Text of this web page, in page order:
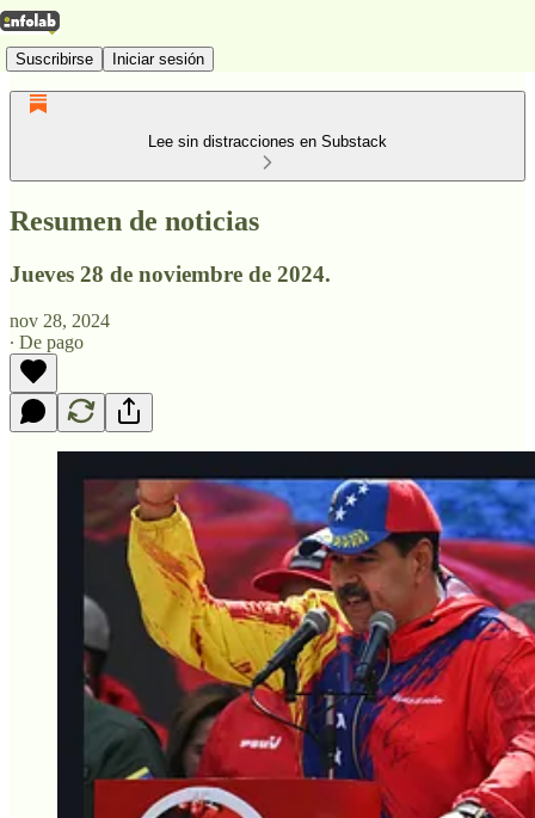
Suscribirse Iniciar sesión
Lee sin distracciones en Substack
Resumen de noticias
Jueves 28 de noviembre de 2024.
nov 28, 2024
∙ De pago